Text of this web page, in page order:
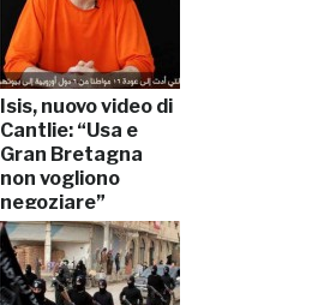
Isis, nuovo video di
Cantlie: “Usa e
Gran Bretagna
non vogliono
negoziare”